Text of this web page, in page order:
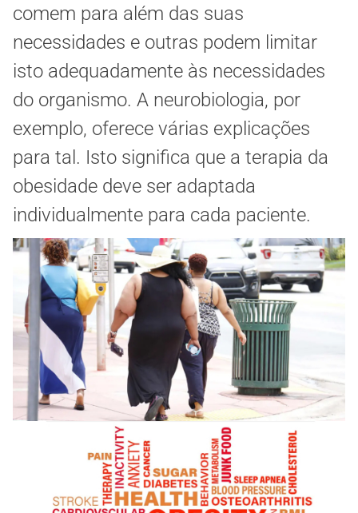
comem para além das suas
necessidades e outras podem limitar
isto adequadamente às necessidades
do organismo. A neurobiologia, por
exemplo, oferece várias explicações
para tal. Isto significa que a terapia da
obesidade deve ser adaptada
individualmente para cada paciente.